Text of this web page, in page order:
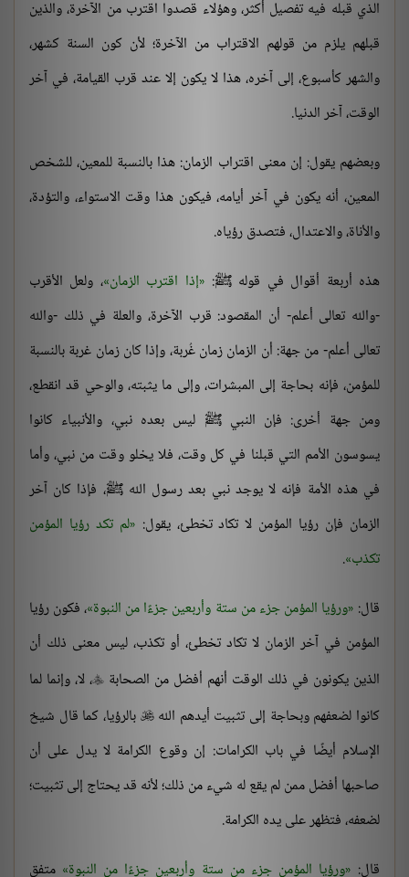
الذي قبله فيه تفصيل أكثر، وهؤلاء قصدوا اقترب من الآخرة، والذين
قبلهم يلزم من قولهم الاقتراب من الآخرة؛ لأن كون السنة كشهر،
والشهر كأسبوع، إلى آخره، هذا لا يكون إلا عند قرب القيامة، في آخر
الوقت، آخر الدنيا.
وبعضهم يقول: إن معنى اقتراب الزمان: هذا بالنسبة للمعين، للشخص
المعين، أنه يكون في آخر أيامه، فيكون هذا وقت الاستواء، والتؤدة،
والأناة، والاعتدال، فتصدق رؤياه.
هذه أربعة أقوال في قوله ﷺ: إذا اقترب الزمان ، ولعل الأقرب
-والله تعالى أعلم- أن المقصود: قرب الآخرة، والعلة في ذلك -والله
تعالى أعلم- من جهة: أن الزمان زمان غُربة، وإذا كان زمان غربة بالنسبة
للمؤمن، فإنه بحاجة إلى المبشرات، وإلى ما يثبته، والوحي قد انقطع،
ومن جهة أخرى: فإن النبي ﷺ ليس بعده نبي، والأنبياء كانوا
يسوسون الأمم التي قبلنا في كل وقت، فلا يخلو وقت من نبي، وأما
في هذه الأمة فإنه لا يوجد نبي بعد رسول الله ﷺ، فإذا كان آخر
الزمان فإن رؤيا المؤمن لا تكاد تخطئ، يقول: لم تكد رؤيا المؤمن
تكذب .
قال: ورؤيا المؤمن جزء من ستة وأربعين جزءًا من النبوة ، فكون رؤيا
المؤمن في آخر الزمان لا تكاد تخطئ، أو تكذب، ليس معنى ذلك أن
الذين يكونون في ذلك الوقت أنهم أفضل من الصحابة ، لا، وإنما لما
كانوا لضعفهم وبحاجة إلى تثبيت أيدهم الله بالرؤيا، كما قال شيخ
الإسلام أيضًا في باب الكرامات: إن وقوع الكرامة لا يدل على أن
صاحبها أفضل ممن لم يقع له شيء من ذلك؛ لأنه قد يحتاج إلى تثبيت؛
لضعفه، فتظهر على يده الكرامة.
قال: ورؤيا المؤمن جزء من ستة وأربعين جزءًا من النبوة متفق